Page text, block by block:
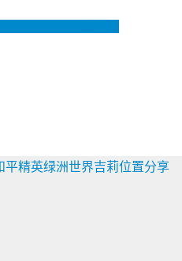
精英绿洲世界吉莉位置分享